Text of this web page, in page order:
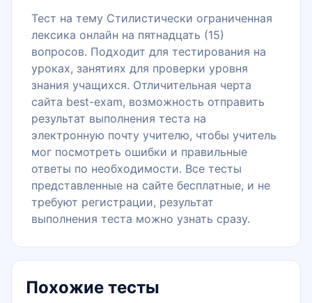
Тест на тему Стилистически ограниченная
лексика онлайн на пятнадцать (15)
вопросов. Подходит для тестирования на
уроках, занятиях для проверки уровня
знания учащихся. Отличительная черта
сайта best-exam, возможность отправить
результат выполнения теста на
электронную почту учителю, чтобы учитель
мог посмотреть ошибки и правильные
ответы по необходимости. Все тесты
представленные на сайте бесплатные, и не
требуют регистрации, результат
выполнения теста можно узнать сразу.
Похожие тесты